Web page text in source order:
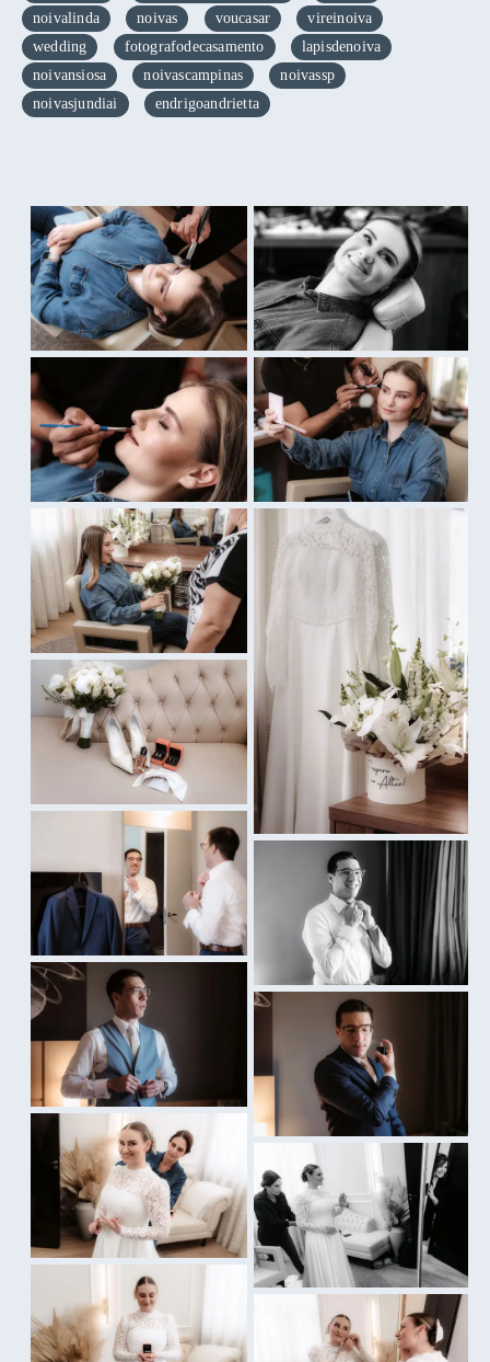
noivalinda
noivas voucasar
vireinoiva
wedding
fotografodecasamento
lapisdenoiva
noivansiosa
noivascampinas
noivassp
noivasjundiai
endrigoandrietta